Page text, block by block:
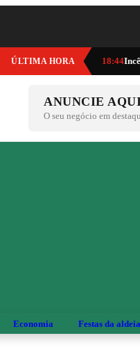
ÚLTIMA HORA 18:44
ANUNCIE
O seu negócio em
Economia Festas da aldeia